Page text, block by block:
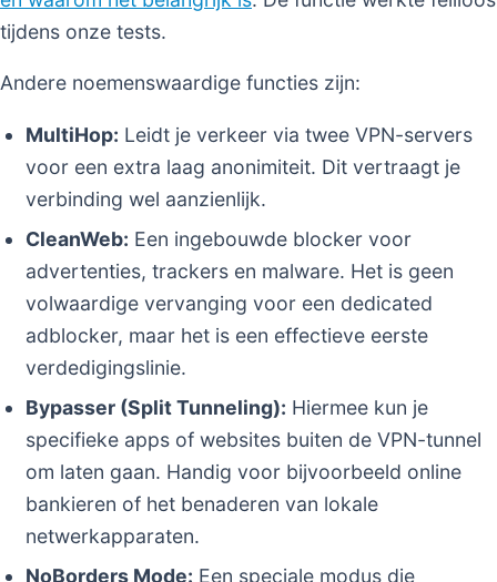
tijdens onze tests.
Andere noemenswaardige functies zijn:
MultiHop: Leidt je verkeer via twee VPN-servers
voor een extra laag anonimiteit. Dit vertraagt je
verbinding wel aanzienlijk.
CleanWeb: Een ingebouwde blocker voor
advertenties, trackers en malware. Het is geen
volwaardige vervanging voor een dedicated
adblocker, maar het is een effectieve eerste
verdedigingslinie.
Bypasser (Split Tunneling): Hiermee kun je
specifieke apps of websites buiten de VPN-tunnel
om laten gaan. Handig voor bijvoorbeeld online
bankieren of het benaderen van lokale
netwerkapparaten.
NoBorders Mode: Een speciale modus die